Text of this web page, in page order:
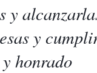
y
y
honrado